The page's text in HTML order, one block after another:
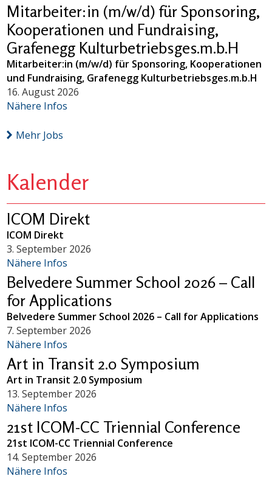
Mitarbeiter:in (m/w/d) für Sponsoring,
Kooperationen und Fundraising,
Grafenegg Kulturbetriebsges.m.b.H
Mitarbeiter:in (m/w/d) für Sponsoring, Kooperationen
und Fundraising, Grafenegg Kulturbetriebsges.m.b.H
16. August 2026
Nähere Infos
Mehr Jobs
Kalender
ICOM Direkt
ICOM Direkt
3. September 2026
Nähere Infos
Belvedere Summer School 2026 – Call
for Applications
Belvedere Summer School 2026 – Call for Applications
7. September 2026
Nähere Infos
Art in Transit 2.0 Symposium
Art in Transit 2.0 Symposium
13. September 2026
Nähere Infos
21st ICOM-CC Triennial Conference
21st ICOM-CC Triennial Conference
14. September 2026
Nähere Infos